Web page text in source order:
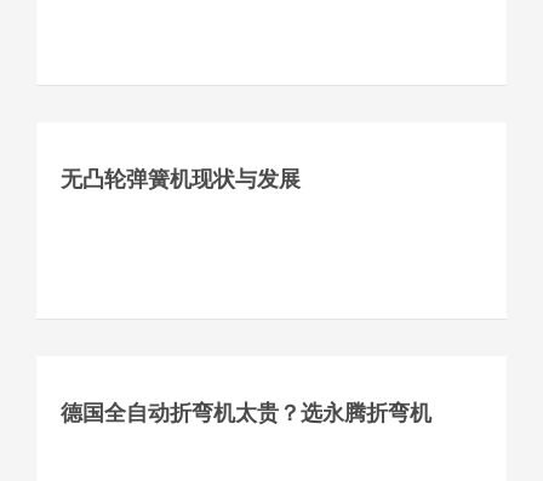
无凸轮弹簧机现状与发展
德国全自动折弯机太贵？选永腾折弯机